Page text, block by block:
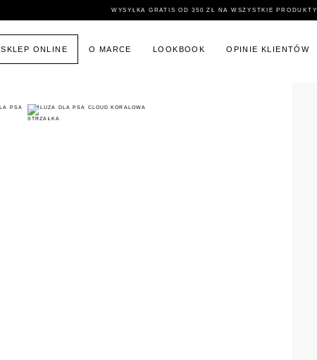
WYSYŁKA GRATIS OD 350 ZŁ NA WSZYSTKIE PRODUKTY
SKLEP ONLINE O MARCE LOOKBOOK OPINIE KLIENTÓW
PSA BLUZA DLA PSA CLOUD KORALOWA